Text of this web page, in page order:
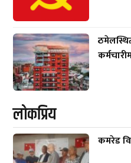
लाेकप्रिय
कमरेड